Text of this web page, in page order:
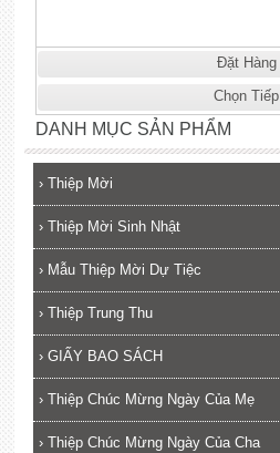
Đặt Hàng
Chọn Tiếp
DANH MỤC SẢN PHẨM
› Thiệp Mời
› Thiệp Mời Sinh Nhật
› Mẫu Thiệp Mời Dự Tiệc
› Thiệp Trung Thu
› GIẤY BAO SÁCH
› Thiệp Chúc Mừng Ngày Của Mẹ
› Thiệp Chúc Mừng Ngày Của Cha